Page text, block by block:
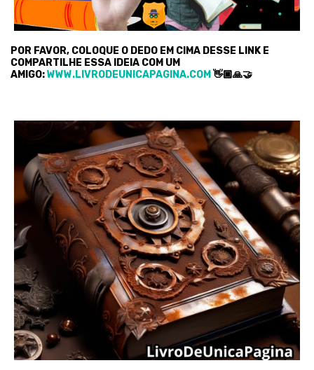
POR FAVOR, COLOQUE O DEDO EM CIMA DESSE LINK E
COMPARTILHE ESSA IDEIA COM UM
AMIGO:WWW.LIVRODEUNICAPAGINA.COM 👋🏿🙏🤝